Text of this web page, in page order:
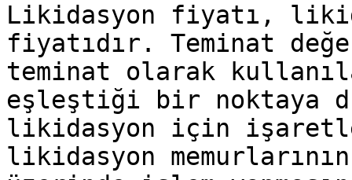
Likidasyon fiyatı,
fiyatıdır. Teminat
teminat olarak
eşleştiği bir noktaya
likidasyon için
likidasyon